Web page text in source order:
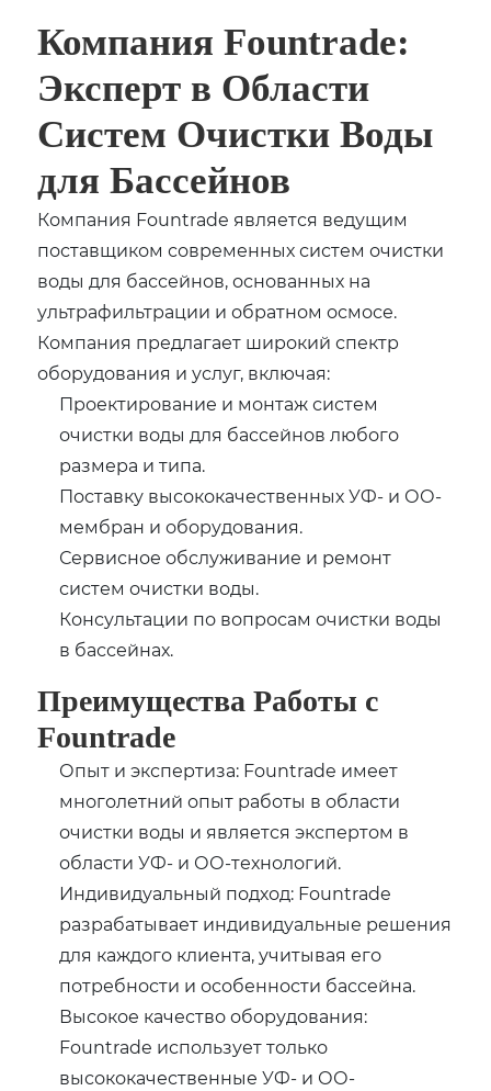
Компания Fountrade:
Эксперт в Области
Систем Очистки Воды
для Бассейнов
Компания Fountrade является ведущим
поставщиком современных систем очистки
воды для бассейнов, основанных на
ультрафильтрации и обратном осмосе.
Компания предлагает широкий спектр
оборудования и услуг, включая:
Проектирование и монтаж систем
очистки воды для бассейнов любого
размера и типа.
Поставку высококачественных УФ- и ОО-
мембран и оборудования.
Сервисное обслуживание и ремонт
систем очистки воды.
Консультации по вопросам очистки воды
в бассейнах.
Преимущества Работы с
Fountrade
Опыт и экспертиза: Fountrade имеет
многолетний опыт работы в области
очистки воды и является экспертом в
области УФ- и ОО-технологий.
Индивидуальный подход: Fountrade
разрабатывает индивидуальные решения
для каждого клиента, учитывая его
потребности и особенности бассейна.
Высокое качество оборудования:
Fountrade использует только
высококачественные УФ- и ОО-